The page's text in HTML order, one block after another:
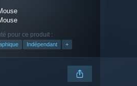
pour ce produit :
Indépendant +